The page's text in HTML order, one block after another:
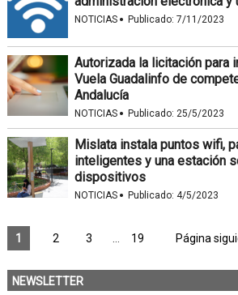
NOTICIAS · Publicado: 7/11/2023
Autorizada la licitación para
Vuela Guadalinfo de
Andalucía
NOTICIAS · Publicado: 25/5/2023
Mislata instala puntos wifi,
inteligentes y una estación
dispositivos
NOTICIAS · Publicado: 4/5/2023
1 2 3 19 Página
NEWSLETTER